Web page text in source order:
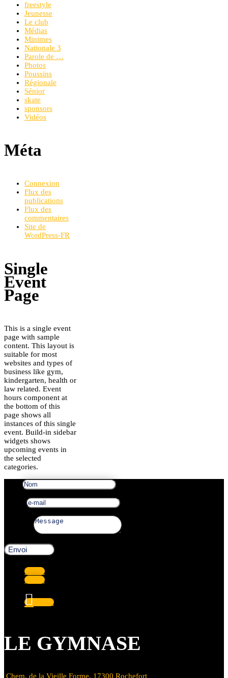
freestyle
Jeunesse
Le club
Médias
Minimes
Nationale 3
Parole de …
Photos
Poussins
Régionale
Sénior
skate
sponsors
Vidéos
Méta
Connexion
Flux des
publications
Flux des
commentaires
Site de
WordPress-FR
Single
Event
Page
This is a single event
page with sample
content. This layout is
suitable for most
websites and types of
business like gym,
kindergarten, health or
law related. Event
hours component at
the bottom of this
page shows all
instances of this single
event. Build-in sidebar
widgets shows
upcoming events in
the selected
categories.
Envoi
Suivre
Suivre
Suivre
LE GYMNASE
Chem. de la Vieille Forme, 17300 Rochefort